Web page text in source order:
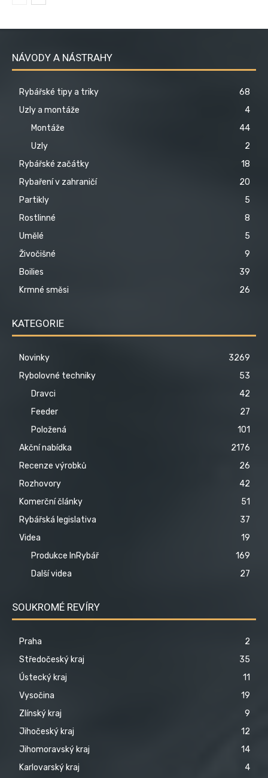
NÁVODY A NÁSTRAHY
Rybářské tipy a triky
68
Uzly a montáže
4
Montáže
44
Uzly
2
Rybářské začátky
18
Rybaření v zahraničí
20
Partikly
5
Rostlinné
8
Umělé
5
Živočišné
9
Boilies
39
Krmné směsi
26
KATEGORIE
Novinky
3269
Rybolovné techniky
53
Dravci
42
Feeder
27
Položená
101
Akční nabídka
2176
Recenze výrobků
26
Rozhovory
42
Komerční články
51
Rybářská legislativa
37
Videa
19
Produkce InRybář
169
Další videa
27
SOUKROMÉ REVÍRY
Praha
2
Středočeský kraj
35
Ústecký kraj
11
Vysočina
19
Zlínský kraj
9
Jihočeský kraj
12
Jihomoravský kraj
14
Karlovarský kraj
4